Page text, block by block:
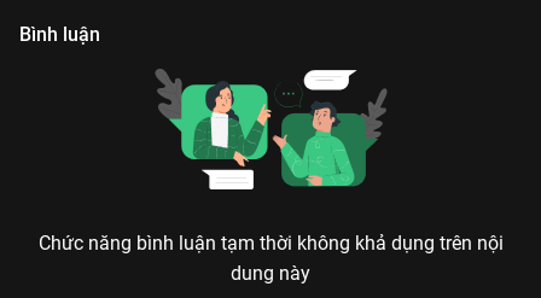
Bình luận
Chức năng bình luận tạm thời không khả dụng trên nội
dung này